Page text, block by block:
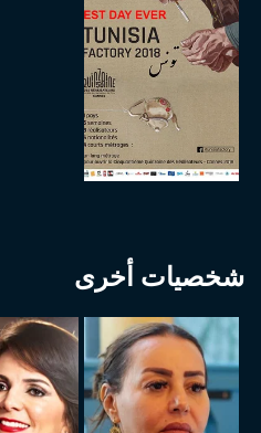
شخصيات أخرى